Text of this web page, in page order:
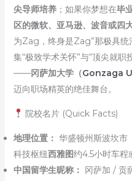
尖导师培养；如果你梦想在毕
区的微软、亚马逊、波音或四
为Zag，终身是Zag”那极具统
集“极致学术关怀”与“顶尖就
——冈萨加大学（Gonzaga
迈向职场精英的绝佳舞台。
院校名片 (Quick Facts)
地理位置： 华盛顿州斯波坎
科技枢纽西雅图约4.5小时车程
中国留学生昵称： 冈萨加 / 贡